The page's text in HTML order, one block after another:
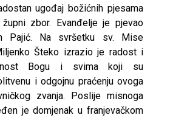
ugođaj božićnih pjesama
zbor. Evanđelje je pjevao
Pajić. Na svršetku sv. Mise
Šteko izrazio je radost i
Bogu i svima koji su
i odgojnu praćenju ovoga
zvanja. Poslije misnoga
je domjenak u franjevačkom